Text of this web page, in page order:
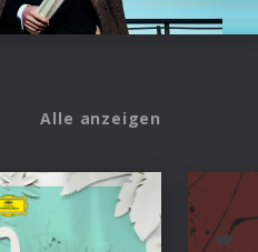
Alle anzeigen